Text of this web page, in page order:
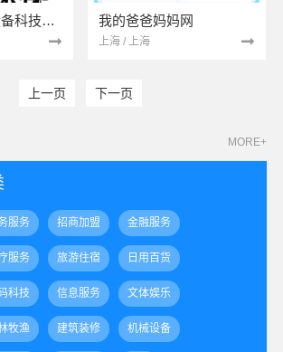
河北万豪环保设备科技有限公司 我的爸爸妈妈网
上海 / 上海
上一页 下一页
MORE+
服务 招商加盟 金融服务
服务 旅游住宿 日用百货
科技 信息服务 文体娱乐
牧渔 建筑装修 机械设备